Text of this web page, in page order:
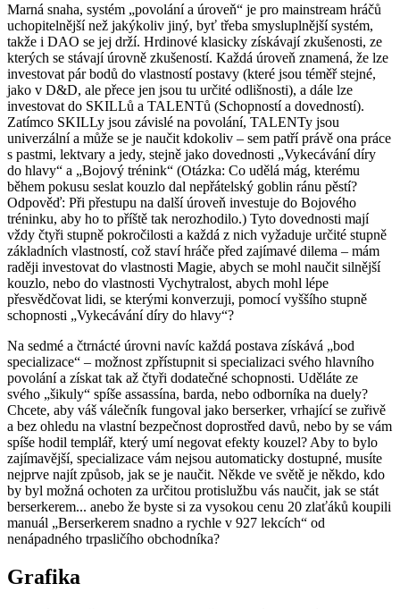
Marná snaha, systém „povolání a úroveň“ je pro mainstream hráčů
uchopitelnější než jakýkoliv jiný, byť třeba smysluplnější systém,
takže i DAO se jej drží. Hrdinové klasicky získávají zkušenosti, ze
kterých se stávají úrovně zkušeností. Každá úroveň znamená, že lze
investovat pár bodů do vlastností postavy (které jsou téměř stejné,
jako v D&D, ale přece jen jsou tu určité odlišnosti), a dále lze
investovat do SKILLů a TALENTů (Schopností a dovedností).
Zatímco SKILLy jsou závislé na povolání, TALENTy jsou
univerzální a může se je naučit kdokoliv – sem patří právě ona práce
s pastmi, lektvary a jedy, stejně jako dovednosti „Vykecávání díry
do hlavy“ a „Bojový trénink“ (Otázka: Co udělá mág, kterému
během pokusu seslat kouzlo dal nepřátelský goblin ránu pěstí?
Odpověď: Při přestupu na další úroveň investuje do Bojového
tréninku, aby ho to příště tak nerozhodilo.) Tyto dovednosti mají
vždy čtyři stupně pokročilosti a každá z nich vyžaduje určité stupně
základních vlastností, což staví hráče před zajímavé dilema – mám
raději investovat do vlastnosti Magie, abych se mohl naučit silnější
kouzlo, nebo do vlastnosti Vychytralost, abych mohl lépe
přesvědčovat lidi, se kterými konverzuji, pomocí vyššího stupně
schopnosti „Vykecávání díry do hlavy“?
Na sedmé a čtrnácté úrovni navíc každá postava získává „bod
specializace“ – možnost zpřístupnit si specializaci svého hlavního
povolání a získat tak až čtyři dodatečné schopnosti. Uděláte ze
svého „šikuly“ spíše assassína, barda, nebo odborníka na duely?
Chcete, aby váš válečník fungoval jako berserker, vrhající se zuřivě
a bez ohledu na vlastní bezpečnost doprostřed davů, nebo by se vám
spíše hodil templář, který umí negovat efekty kouzel? Aby to bylo
zajímavější, specializace vám nejsou automaticky dostupné, musíte
nejprve najít způsob, jak se je naučit. Někde ve světě je někdo, kdo
by byl možná ochoten za určitou protislužbu vás naučit, jak se stát
berserkerem... anebo že byste si za vysokou cenu 20 zlaťáků koupili
manuál „Berserkerem snadno a rychle v 927 lekcích“ od
nenápadného trpasličího obchodníka?
Grafika